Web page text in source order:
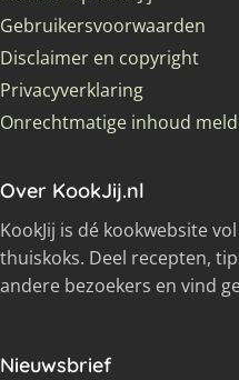
Gebruikersvoorwaarden
Disclaimer en copyright
Privacyverklaring
Onrechtmatige inhoud
Over KookJij.nl
KookJij is dé kookwebsite
thuiskoks. Deel recepten,
andere bezoekers en vind
Nieuwsbrief